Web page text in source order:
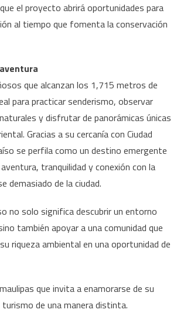
el proyecto abrirá oportunidades para
al tiempo que fomenta la conservación
que alcanzan los 1,715 metros de
para practicar senderismo, observar
y disfrutar de panorámicas únicas
Gracias a su cercanía con Ciudad
se perfila como un destino emergente
tranquilidad y conexión con la
demasiado de la ciudad.
no solo significa descubrir un entorno
también apoyar a una comunidad que
riqueza ambiental en una oportunidad de
que invita a enamorarse de su
de una manera distinta.